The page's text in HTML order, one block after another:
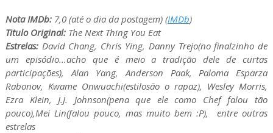
Nota IMDb:7,0 (até o dia da postagem) (IMDb)
Titulo Original:The Next Thing You Eat
Estrelas:David Chang, Chris Ying, Danny Trejo(no finalzinho de
um episódio...acho que é meio a tradição dele de curtas
participações), Alan Yang, Anderson Paak, Paloma Esparza
Rabonov, Kwame Onwuachi(estilosão o rapaz), Wesley Morris,
Ezra Klein, J.J. Johnson(pena que ele como Chef falou tão
pouco),Mei Lin(falou pouco, mas muito bem :P), entre outras
estrelas